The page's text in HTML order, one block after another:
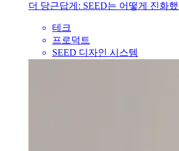
더 당근답게: SEED는 어떻게 진화
테크
프로덕트
SEED 디자인 시스템